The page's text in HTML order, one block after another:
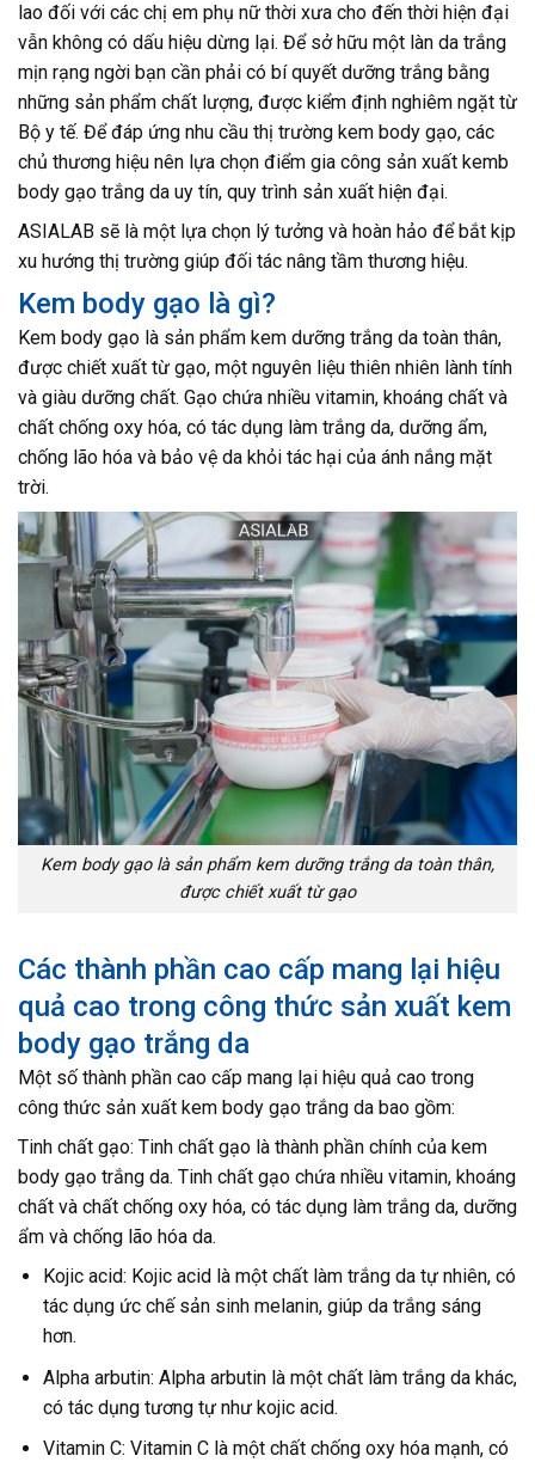
lao đối với các chị em phụ nữ thời xưa cho đến thời hiện đại
vẫn không có dấu hiệu dừng lại. Để sở hữu một làn da trắng
mịn rạng ngời bạn cần phải có bí quyết dưỡng trắng bằng
những sản phẩm chất lượng, được kiểm định nghiêm ngặt từ
Bộ y tế. Để đáp ứng nhu cầu thị trường kem body gạo, các
chủ thương hiệu nên lựa chọn điểm gia công sản xuất kemb
body gạo trắng da uy tín, quy trình sản xuất hiện đại.
ASIALAB sẽ là một lựa chọn lý tưởng và hoàn hảo để bắt kịp
xu hướng thị trường giúp đối tác nâng tầm thương hiệu.
Kem body gạo là gì?
Kem body gạo là sản phẩm kem dưỡng trắng da toàn thân,
được chiết xuất từ gạo, một nguyên liệu thiên nhiên lành tính
và giàu dưỡng chất. Gạo chứa nhiều vitamin, khoáng chất và
chất chống oxy hóa, có tác dụng làm trắng da, dưỡng ẩm,
chống lão hóa và bảo vệ da khỏi tác hại của ánh nắng mặt
trời.
Kem body gạo là sản phẩm kem dưỡng trắng da toàn thân,
được chiết xuất từ gạo
Các thành phần cao cấp mang lại hiệu
quả cao trong công thức sản xuất kem
body gạo trắng da
Một số thành phần cao cấp mang lại hiệu quả cao trong
công thức sản xuất kem body gạo trắng da bao gồm:
Tinh chất gạo: Tinh chất gạo là thành phần chính của kem
body gạo trắng da. Tinh chất gạo chứa nhiều vitamin, khoáng
chất và chất chống oxy hóa, có tác dụng làm trắng da, dưỡng
ẩm và chống lão hóa da.
Kojic acid: Kojic acid là một chất làm trắng da tự nhiên, có
tác dụng ức chế sản sinh melanin, giúp da trắng sáng
hơn.
Alpha arbutin: Alpha arbutin là một chất làm trắng da khác,
có tác dụng tương tự như kojic acid.
Vitamin C: Vitamin C là một chất chống oxy hóa mạnh, có